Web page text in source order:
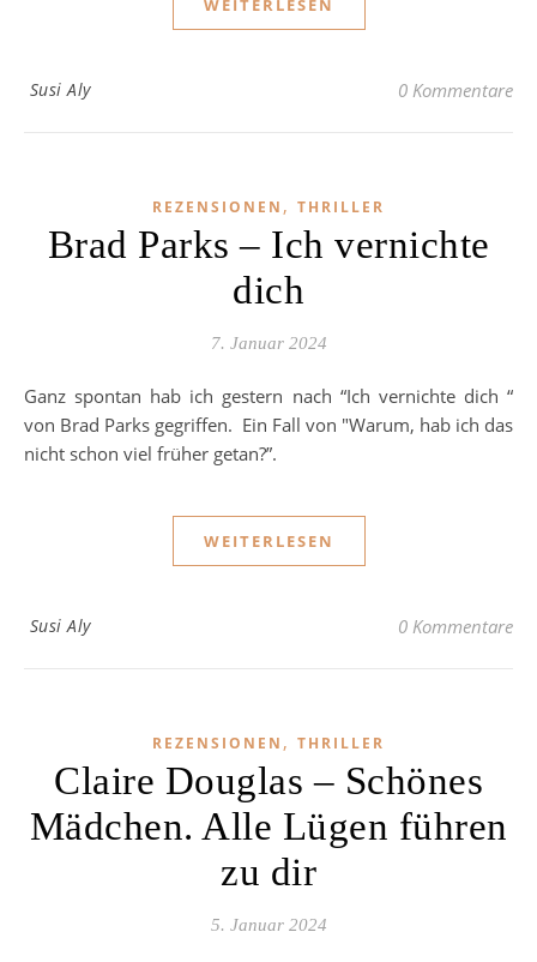
WEITERLESEN
Susi Aly 0 Kommentare
REZENSIONEN , THRILLER
Brad Parks – Ich vernichte
dich
7. Januar 2024
Ganz spontan hab ich gestern nach “Ich vernichte dich “
von Brad Parks gegriffen. Ein Fall von "Warum, hab ich das
nicht schon viel früher getan?”.
WEITERLESEN
Susi Aly 0 Kommentare
REZENSIONEN , THRILLER
Claire Douglas – Schönes
Mädchen. Alle Lügen führen
zu dir
5. Januar 2024